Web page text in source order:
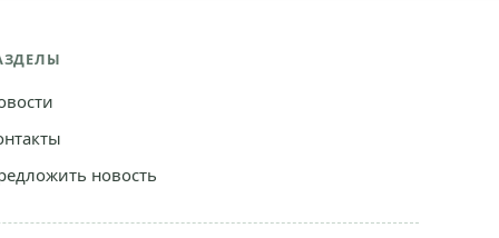
новость